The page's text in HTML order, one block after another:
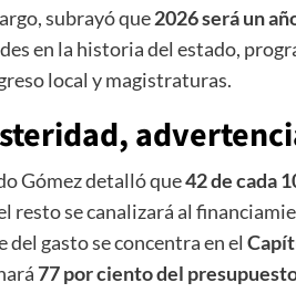
subrayó que2026 será un
en la historia del estado,
local y magistraturas.
Gómez detalló que42 de cada
resto se canalizará al
del gasto se concentra en el
77 por ciento del